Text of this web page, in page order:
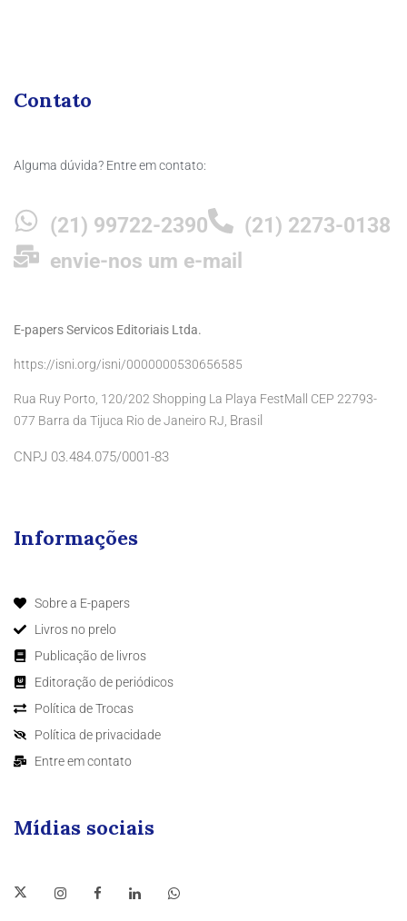
Contato
Alguma dúvida? Entre em contato:
(21) 99722-2390
(21) 2273-0138
envie-nos um e-mail
E-papers Servicos Editoriais Ltda.
https://isni.org/isni/0000000530656585
Rua Ruy Porto, 120/202 Shopping La Playa FestMall CEP 22793-
077 Barra da Tijuca Rio de Janeiro RJ, Brasil
CNPJ 03.484.075/0001-83
Informações
Sobre a E-papers
Livros no prelo
Publicação de livros
Editoração de periódicos
Política de Trocas
Política de privacidade
Entre em contato
Mídias sociais